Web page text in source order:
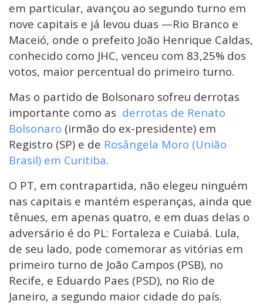
em particular, avançou ao segundo turno em
nove capitais e já levou duas —Rio Branco e
Maceió, onde o prefeito João Henrique Caldas,
conhecido como JHC, venceu com 83,25% dos
votos, maior percentual do primeiro turno.
Mas o partido de Bolsonaro sofreu derrotas
importante como as derrotas de Renato
Bolsonaro (irmão do ex-presidente) em
Registro (SP) e de Rosângela Moro (União
Brasil) em Curitiba.
O PT, em contrapartida, não elegeu ninguém
nas capitais e mantém esperanças, ainda que
tênues, em apenas quatro, e em duas delas o
adversário é do PL: Fortaleza e Cuiabá. Lula,
de seu lado, pode comemorar as vitórias em
primeiro turno de João Campos (PSB), no
Recife, e Eduardo Paes (PSD), no Rio de
Janeiro, a segundo maior cidade do país.